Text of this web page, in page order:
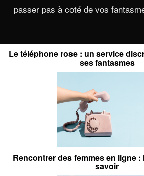
passer pas à coté de vos
Le téléphone rose : un service
ses fantasmes
Rencontrer des femmes en ligne
savoir